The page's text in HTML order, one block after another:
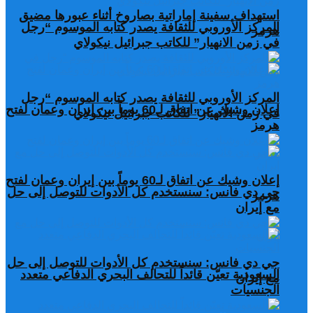
المركز الأوروبي للثقافة يصدر كتابه الموسوم “رجل
في زمن الانهيار” للكاتب جبرائيل نيكولاي
إعلان وشيك عن اتفاق لـ60 يوماً بين إيران وعمان لفتح
هرمز
جي دي فانس: سنستخدم كل الأدوات للتوصل إلى حل
مع إيران
السعودية تعيّن قائداً للتحالف البحري الدفاعي متعدد
الجنسيات
استهداف سفينة إماراتية بصاروخ أثناء عبورها مضيق
هرمز
المركز الأوروبي للثقافة يصدر كتابه الموسوم “رجل
في زمن الانهيار” للكاتب جبرائيل نيكولاي
إعلان وشيك عن اتفاق لـ60 يوماً بين إيران وعمان لفتح
هرمز
جي دي فانس: سنستخدم كل الأدوات للتوصل إلى حل
مع إيران